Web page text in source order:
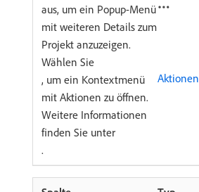
aus, um ein Popup-Menü
mit weiteren Details zum
Projekt anzuzeigen.
Wählen Sie
, um ein Kontextmenü
mit Aktionen zu öffnen.
Weitere Informationen
finden Sie unter
Aktionen
.